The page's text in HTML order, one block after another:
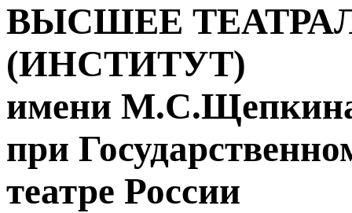
ВЫСШЕЕ
(ИНСТИТУТ)
имени
при
театре России